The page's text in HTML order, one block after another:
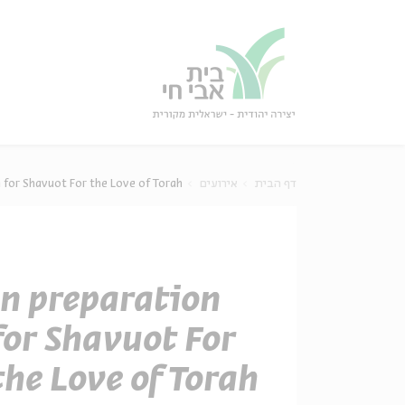
דף הבית אירועים for Shavuot For the Love of Torah
preparation
Shavuot For
Love of Torah